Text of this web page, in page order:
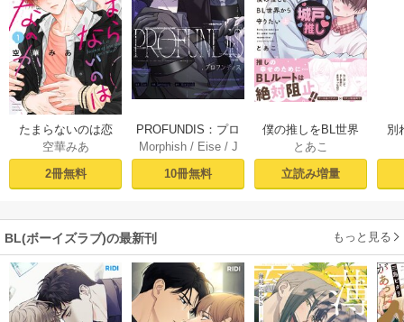
たまらないのは恋
なのか（１）【シ
ーモア限定特典付
き】
空華みあ
2冊無料
PROFUNDIS：プロ
フンディス【タテ
ヨミ】1
Morphish/ Eise/ J
aeyoung
10冊無料
僕の推しをBL世界
から守りたい【シ
ーモア限定特典付
き電子単行本】 上
とあこ
立読み増量
別
BL(ボーイズラブ)の最新刊 もっと見る